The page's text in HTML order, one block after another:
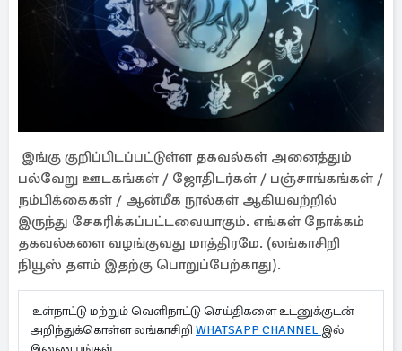
இங்கு குறிப்பிடப்பட்டுள்ள தகவல்கள் அனைத்தும்
பல்வேறு ஊடகங்கள் / ஜோதிடர்கள் / பஞ்சாங்கங்கள் /
நம்பிக்கைகள் / ஆன்மீக நூல்கள் ஆகியவற்றில்
இருந்து சேகரிக்கப்பட்டவையாகும். எங்கள் நோக்கம்
தகவல்களை வழங்குவது மாத்திரமே. (லங்காசிறி
நியூஸ் தளம் இதற்கு பொறுப்பேற்காது).
உள்நாட்டு மற்றும் வெளிநாட்டு செய்திகளை உடனுக்குடன்
அறிந்துக்கொள்ள லங்காசிறி WHATSAPP CHANNEL இல்